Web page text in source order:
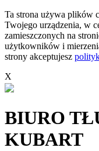
Ta strona używa plików
Twojego urządzenia, w
zamieszczonych na
użytkowników i
strony akceptujesz
X
BIURO
KUBART